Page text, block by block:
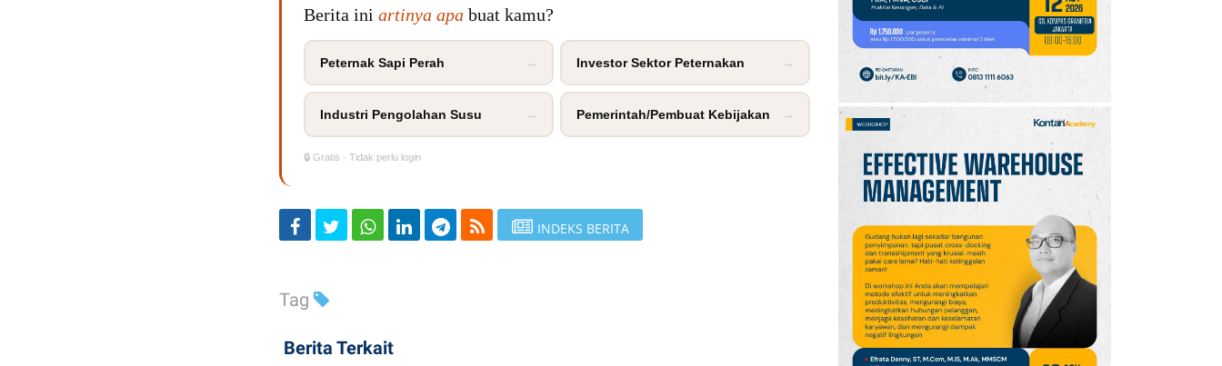
Berita ini artinya apa buat kamu?
Peternak Sapi Perah → Investor Sektor Peternakan →
Industri Pengolahan Susu → Pemerintah/Pembuat Kebijakan →
🔒 Gratis · Tidak perlu login
INDEKS BERITA
Tag
Berita Terkait
Amankan Semifinal